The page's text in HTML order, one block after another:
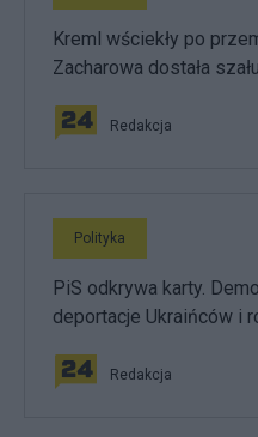
Kreml wściekły po
Zacharowa dostała szału
Redakcja
Polityka
PiS odkrywa karty.
deportacje Ukraińców i
Redakcja